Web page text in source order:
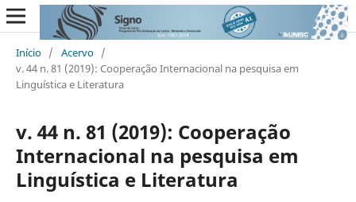
Início / Acervo /
v. 44 n. 81 (2019): Cooperação Internacional na pesquisa em
Linguística e Literatura
v. 44 n. 81 (2019): Cooperação
Internacional na pesquisa em
Linguística e Literatura